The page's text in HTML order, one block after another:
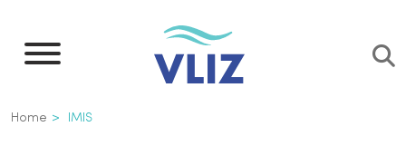
naar
inhoud
Kruimelpad
Home IMIS